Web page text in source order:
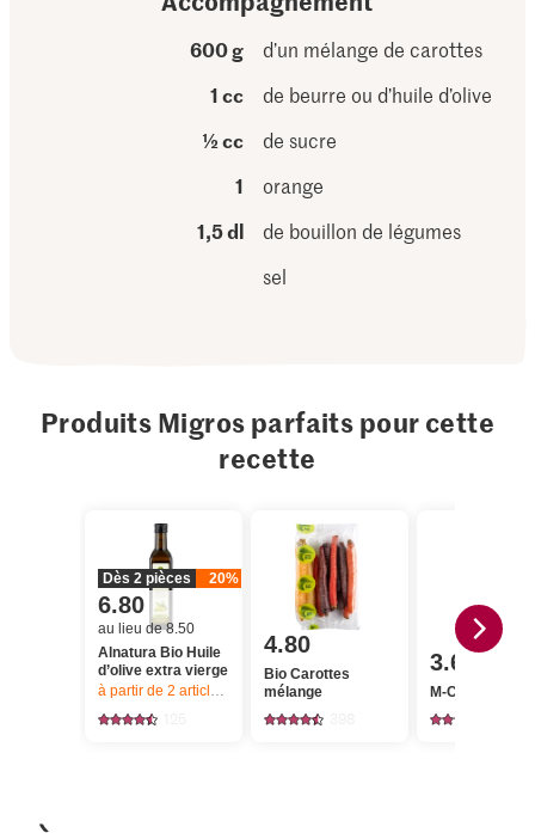
600 g
d’un mélange de carottes
1 cc
de beurre ou d’huile d’olive
½ cc
de sucre
1
orange
1,5 dl
de bouillon de légumes
sel
Produits Migros parfaits pour cette
recette
Dès 2 pièces 20%
6.80
au lieu de 8.50
Alnatura Bio Huile
d’olive extra vierge
à partir de 2 articles, Offre valable du 6.8 au 12.8.2026, jusqu’à
4.80
Bio Carottes
mélange
3.60
M-Classic